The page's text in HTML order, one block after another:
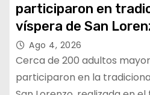
participaron en
víspera de San
Ago 4, 2026
Cerca de 200 adultos
participaron en la